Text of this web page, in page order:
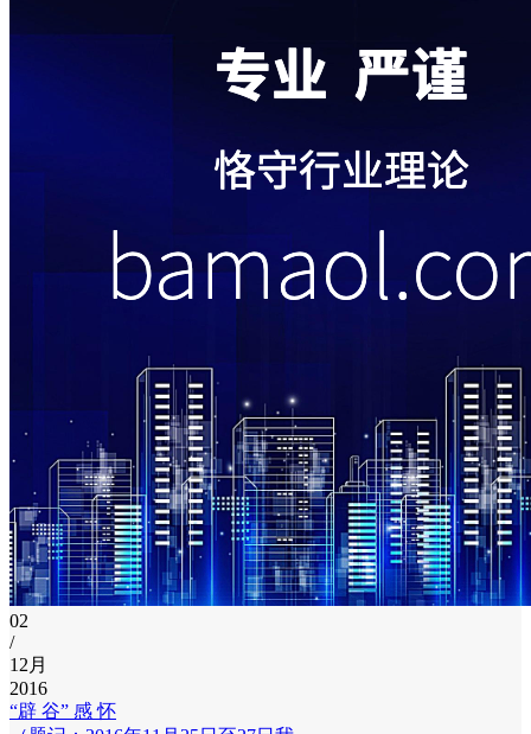
02
/
12月
2016
“辟 谷” 感 怀